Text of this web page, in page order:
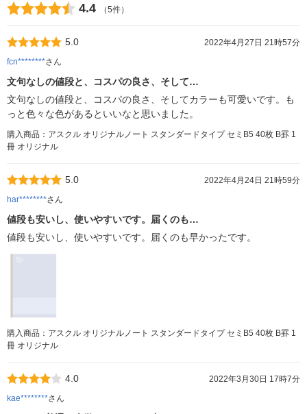
4.4 （5件）
5.0
2022年4月27日 21時57分
fcn********さん
文句なしの値段と、コスパの良さ、そして…
文句なしの値段と、コスパの良さ、そしてカラーも可愛いです。も
っと色々な色があるといいなと思いました。
購入商品：アスクル オリジナルノート スタンダードタイプ セミB5 40枚 B罫 1
冊 オリジナル
5.0
2022年4月24日 21時59分
har********さん
値段も安いし、使いやすいです。届くのも…
値段も安いし、使いやすいです。届くのも早かったです。
購入商品：アスクル オリジナルノート スタンダードタイプ セミB5 40枚 B罫 1
冊 オリジナル
4.0
2022年3月30日 17時7分
kae********さん